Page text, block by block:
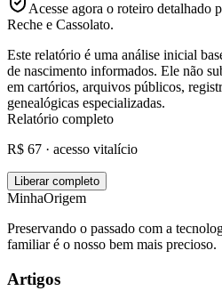
Acesse agora o roteiro detalhado
Reche e Cassolato.
Este relatório é uma análise inicial
de nascimento informados. Ele não
em cartórios, arquivos públicos,
genealógicas especializadas.
Relatório completo
R$ 67 · acesso vitalício
Liberar completo
MinhaOrigem
Preservando o passado com a
familiar é o nosso bem mais precioso.
Artigos